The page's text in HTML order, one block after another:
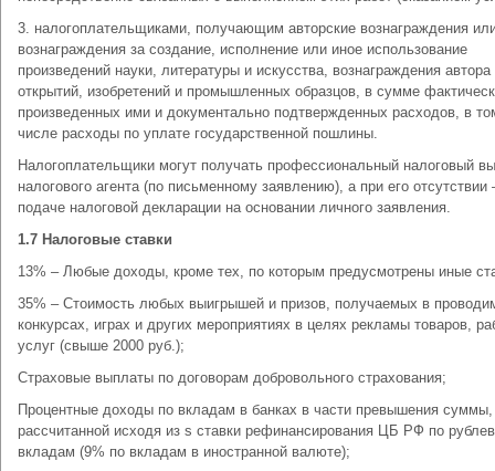
3. налогоплательщиками, получающим авторские вознаграждения
вознаграждения за создание, исполнение или иное использование
произведений науки, литературы и искусства, вознаграждения автора
открытий, изобретений и промышленных образцов, в сумме
произведенных ими и документально подтвержденных расходов, в
числе расходы по уплате государственной пошлины.
Налогоплательщики могут получать профессиональный налоговый
налогового агента (по письменному заявлению), а при его отсутствии
подаче налоговой декларации на основании личного заявления.
1.7 Налоговые ставки
13% – Любые доходы, кроме тех, по которым предусмотрены иные
35% – Стоимость любых выигрышей и призов, получаемых в
конкурсах, играх и других мероприятиях в целях рекламы товаров,
услуг (свыше 2000 руб.);
Страховые выплаты по договорам добровольного страхования;
Процентные доходы по вкладам в банках в части превышения суммы,
рассчитанной исходя из ѕ ставки рефинансирования ЦБ РФ по
вкладам (9% по вкладам в иностранной валюте);